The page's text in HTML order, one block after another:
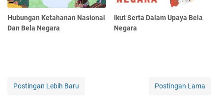
Hubungan Ketahanan Nasional
Dan Bela Negara
Ikut Serta Dalam Upaya Bela
Negara
Postingan Lebih Baru Postingan Lama